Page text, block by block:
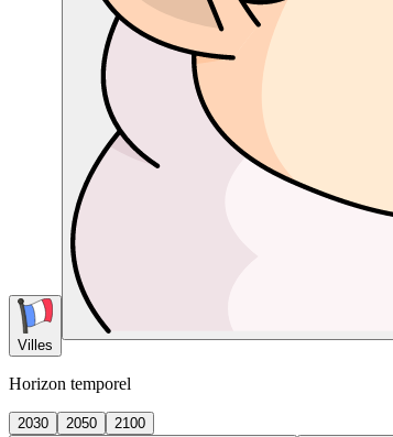
Villes
Horizon temporel
2030 2050
2100